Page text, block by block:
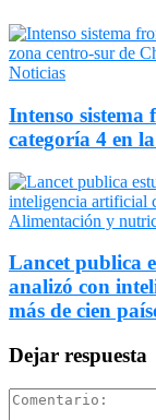
Noticias
Intenso sistema
categoría 4 en
Alimentación y
Lancet publica
analizó con
más de cien
Dejar respuesta